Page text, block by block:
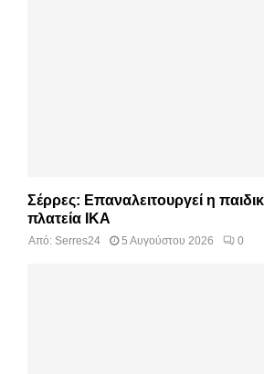
Σέρρες: Επαναλειτουργεί η
πλατεία ΙΚΑ
Από: Serres24 5 Αυγούστου 2026 0